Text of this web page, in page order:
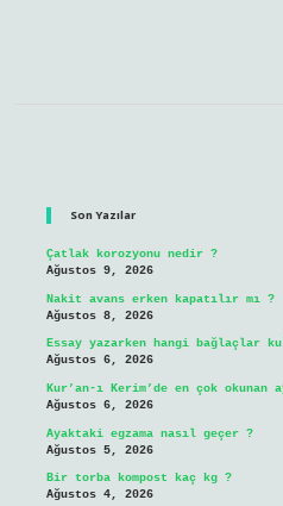
Son Yazılar
Çatlak korozyonu nedir ?
Ağustos 9, 2026
Nakit avans erken kapatılır mı ?
Ağustos 8, 2026
Essay yazarken hangi bağlaçlar
Ağustos 6, 2026
Kur’an-ı Kerim’de en çok
Ağustos 6, 2026
Ayaktaki egzama nasıl geçer ?
Ağustos 5, 2026
Bir torba kompost kaç kg ?
Ağustos 4, 2026